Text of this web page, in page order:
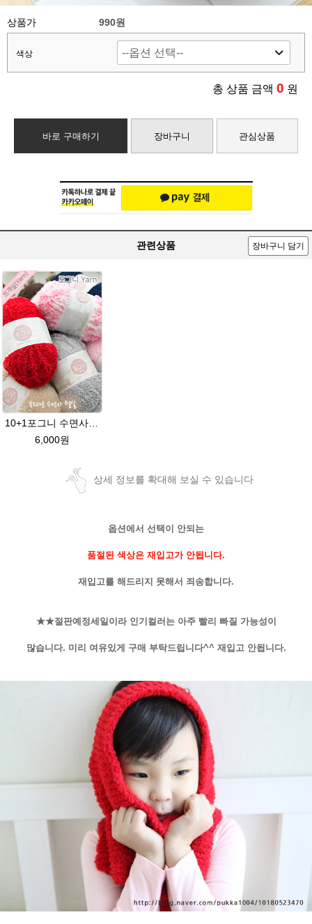
상품가 990원
색상
총 상품 금액 0 원
바로 구매하기 장바구니 관심상품
관련상품 장바구니 담기
10+1포그니 수면사 fleece 플리스 수면실 뜨개실/소프트 메리 멜로디/부드러운 털실/유아용실/귀도리안감실
6,000원
상세 정보를 확대해 보실 수 있습니다
옵션에서 선택이 안되는
품절된 색상은 재입고가 안됩니다.
재입고를 해드리지 못해서 죄송합니다.
★★절판예정세일이라 인기컬러는 아주 빨리 빠질 가능성이
많습니다. 미리 여유있게 구매 부탁드립니다^^ 재입고 안됩니다.